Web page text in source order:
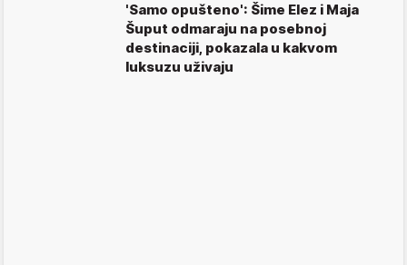
'Samo opušteno': Šime Elez i Maja
Šuput odmaraju na posebnoj
destinaciji, pokazala u kakvom
luksuzu uživaju